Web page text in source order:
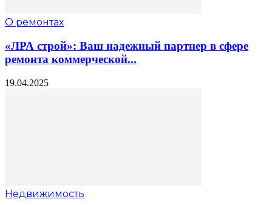
О ремонтах
«ЛРА строй»: Ваш надежный партнер в сфере
ремонта коммерческой...
19.04.2025
Недвижимость